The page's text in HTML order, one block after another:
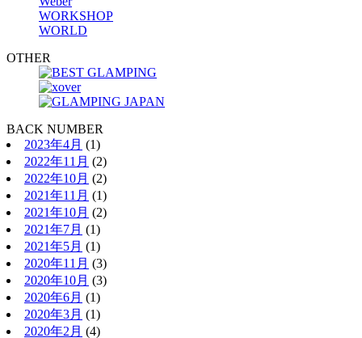
WORKSHOP
WORLD
OTHER
BACK NUMBER
2023年4月 (1)
2022年11月 (2)
2022年10月 (2)
2021年11月 (1)
2021年10月 (2)
2021年7月 (1)
2021年5月 (1)
2020年11月 (3)
2020年10月 (3)
2020年6月 (1)
2020年3月 (1)
2020年2月 (4)